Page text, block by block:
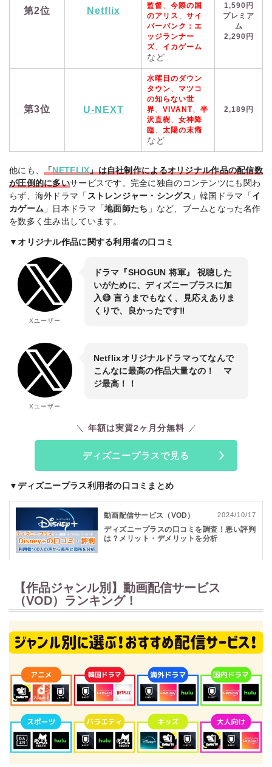
第2位 Netflix
監督
今際の国
のアリス
サイ
バーパンク：エ
ッジランナー
ズ
イカゲーム
など
1,590円
プレミア
ム
2,290円
第3位 U-NEXT
水曜日のダウン
タウン
マツコ
の知らない世
界
VIVANT
半
沢直樹
女神降
臨
太陽の末裔
など
2,189円
他にも、「NETFLIX」は自社制作によるオリジナル作品の配信数
が圧倒的に多いサービスです。完全に独自のコンテンツにも関わ
らず、海外ドラマ「 ストレンジャー・シングス 」韓国ドラマ「 イ
カゲーム 」日本ドラマ「地面師たち 」など、ブームとなった名作
を数多く生み出しています。
▼オリジナル作品に関する利用者の口コミ
Xユーザー
ドラマ『SHOGUN 将軍』 視聴した
いがために、ディズニープラスに加
入😅 言うまでもなく、見応えありま
くりで、良かったです‼️
Xユーザー
Netflixオリジナルドラマってなんで
こんなに最高の作品大量なの！ マ
ジ最高！！
年額は実質2ヶ月分無料
ディズニープラスで見る
▼ディズニープラス利用者の口コミまとめ
動画配信サービス（VOD） 2024/10/17
ディズニープラスの口コミを調査！悪い評判
は？メリット・デメリットを分析
【作品ジャンル別】動画配信サービス
（VOD）ランキング！